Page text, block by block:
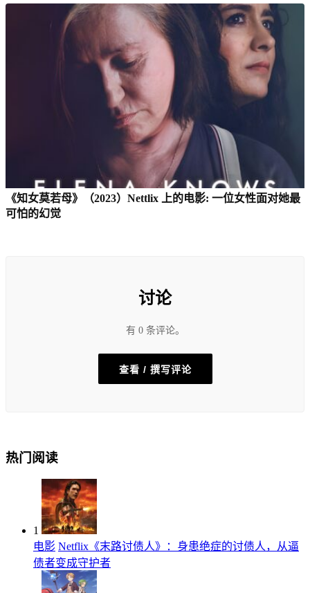
《知女莫若母》（2023）Nettlix 上的电影: 一位女性面对她最
可怕的幻觉
讨论
有 0 条评论。
查看 / 撰写评论
热门阅读
1
电影 Netflix《末路讨债人》：身患绝症的讨债人，从逼
债者变成守护者